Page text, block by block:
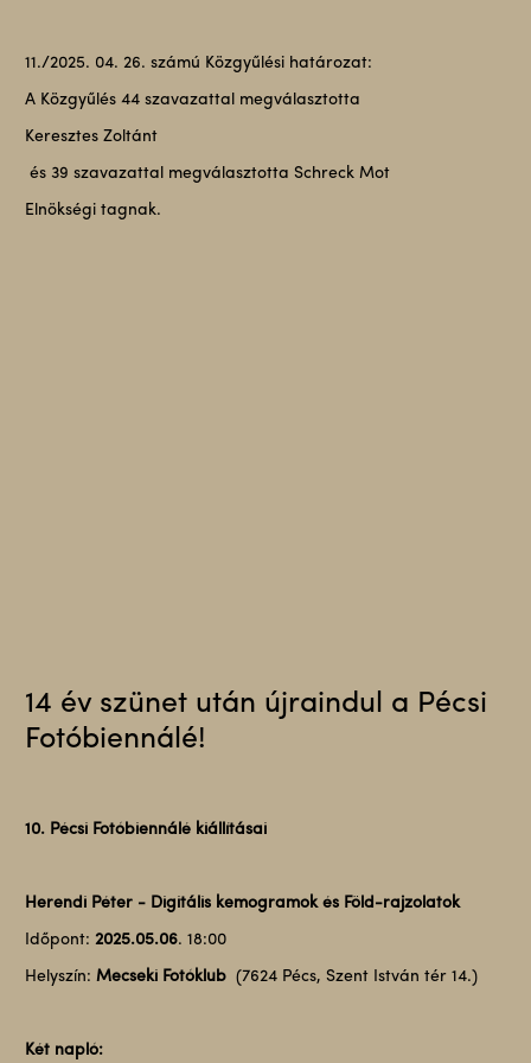
11./2025. 04. 26. számú Közgyűlési határozat:
A Közgyűlés 44 szavazattal megválasztotta
Keresztes Zoltánt
és 39 szavazattal megválasztotta Schreck Mot
Elnökségi tagnak.
14 év szünet után újraindul a Pécsi
Fotóbiennálé!
10. Pécsi Fotóbiennálé kiállításai
Herendi Péter - Digitális kemogramok és Föld-rajzolatok
Időpont: 2025.05.06. 18:00
Helyszín: Mecseki Fotóklub (7624 Pécs, Szent István tér 14.)
Két napló: